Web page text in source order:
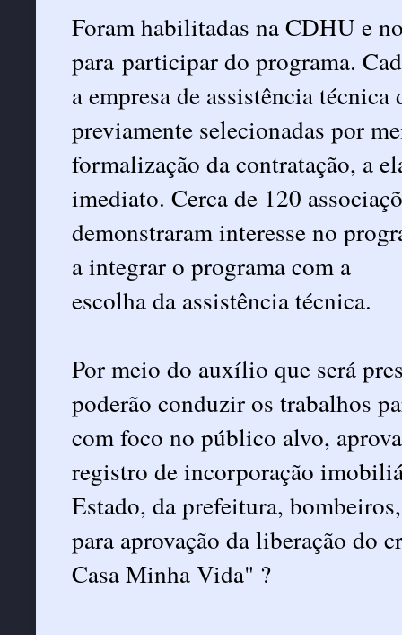
Foram habilitadas na CDHU e
para participar do programa.
a empresa de assistência
previamente selecionadas por
formalização da contratação, a
imediato. Cerca de 120
demonstraram interesse no
a integrar o programa com a
escolha da assistência técnica.
Por meio do auxílio que será
poderão conduzir os trabalhos
com foco no público alvo,
registro de incorporação
Estado, da prefeitura,
para aprovação da liberação do
Casa Minha Vida" ?